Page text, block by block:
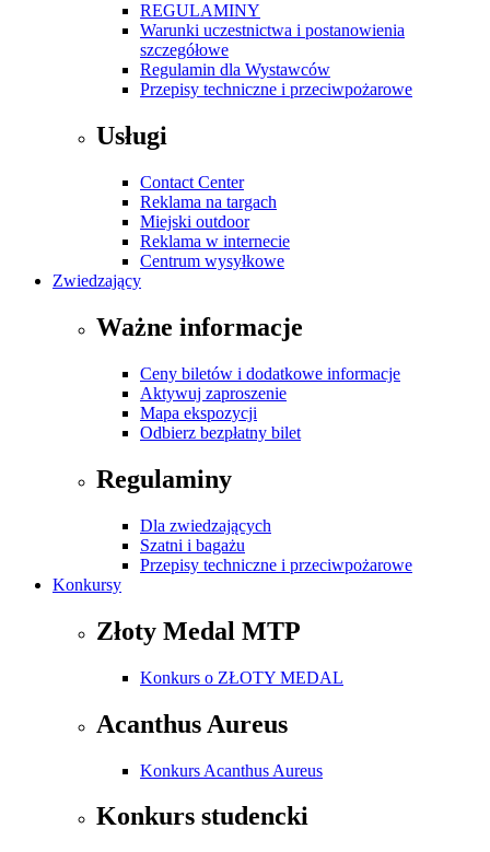
REGULAMINY
Warunki uczestnictwa i postanowienia
szczegółowe
Regulamin dla Wystawców
Przepisy techniczne i przeciwpożarowe
Usługi
Contact Center
Reklama na targach
Miejski outdoor
Reklama w internecie
Centrum wysyłkowe
Zwiedzający
Ważne informacje
Ceny biletów i dodatkowe informacje
Aktywuj zaproszenie
Mapa ekspozycji
Odbierz bezpłatny bilet
Regulaminy
Dla zwiedzających
Szatni i bagażu
Przepisy techniczne i przeciwpożarowe
Konkursy
Złoty Medal MTP
Konkurs o ZŁOTY MEDAL
Acanthus Aureus
Konkurs Acanthus Aureus
Konkurs studencki